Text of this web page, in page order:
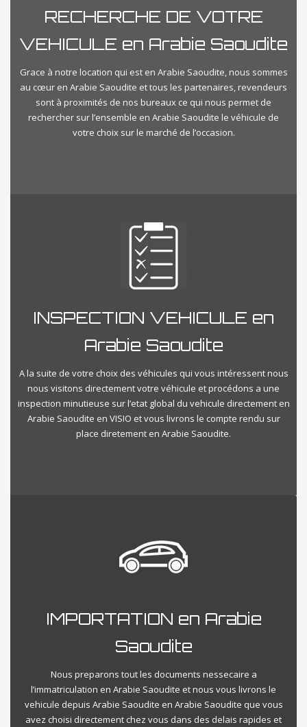
RECHERCHE DE VOTRE
VEHICULE en Arabie Saoudite
Grace à notre location qui est en Arabie Saoudite, nous sommes
au cœur en Arabie Saoudite et tous les partenaires, revendeurs
sont à proximités de nos bureaux ce qui nous permet de
rechercher sur l’ensemble en Arabie Saoudite le véhicule de
votre choix sur le marché de l’occasion.
INSPECTION VEHICULE en
Arabie Saoudite
A la suite de votre choix des véhicules qui vous intéressent nous
nous visitons directement votre véhicule et procédons a une
inspection minutieuse sur l’etat global du vehicule directement en
Arabie Saoudite en VISIO et vous livrons le compte rendu sur
place diretement en Arabie Saoudite.
IMPORTATION en Arabie
Saoudite
Nous preparons tout les documents nessecaire a
l’immatriculation en Arabie Saoudite et nous vous livrons le
vehicule depuis Arabie Saoudite en Arabie Saoudite que vous
avez choisi directement chez vous dans des delais rapides et